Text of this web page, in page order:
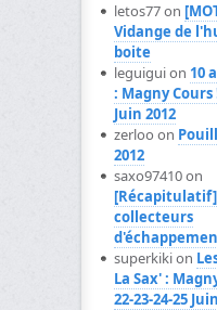
letos77 on
Vidange de
boite
leguigui on 10
: Magny Cours
Juin 2012
zerloo on
2012
saxo97410 on
[Récapitulatif]
collecteurs
superkiki on
La Sax' :
22-23-24-25